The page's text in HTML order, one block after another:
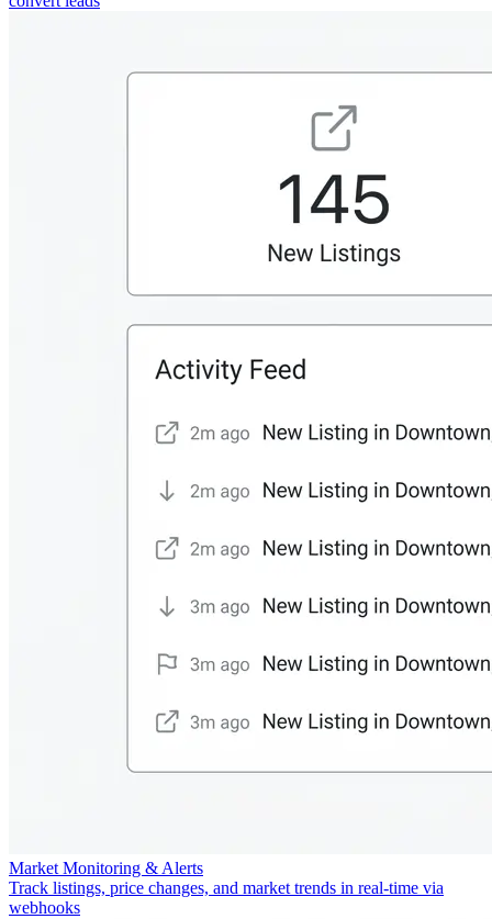
Market Monitoring & Alerts
Track listings, price changes, and market trends in real-time via
webhooks